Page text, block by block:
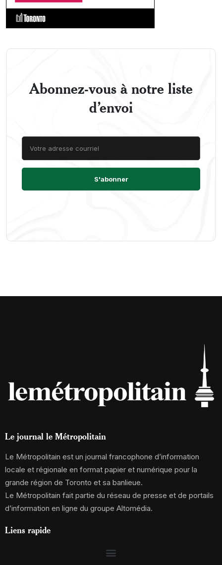
Abonnez-vous à notre liste
d’envoi
Le journal le Métropolitain
Le Métropolitain est un journal francophone d’information
locale et régionale en format papier et numérique pour la
grande région de Toronto et sa banlieue.
Le Métropolitain fait partie du réseau de presse et de portails
d’information en ligne du groupe Altomédia.
Liens rapide